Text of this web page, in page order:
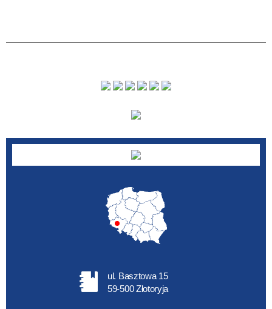
ul. Basztowa 15
59-500 Złotoryja